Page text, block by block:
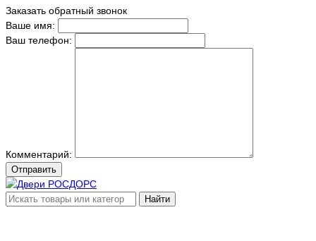
Заказать обратный звонок
Ваше имя:
Ваш телефон:
Комментарий:
Отправить
Найти